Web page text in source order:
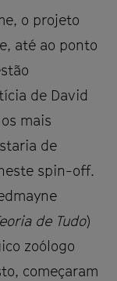
o projeto
até ao ponto
de David
mais
de
spin-off.
de Tudo)
zoólogo
começaram